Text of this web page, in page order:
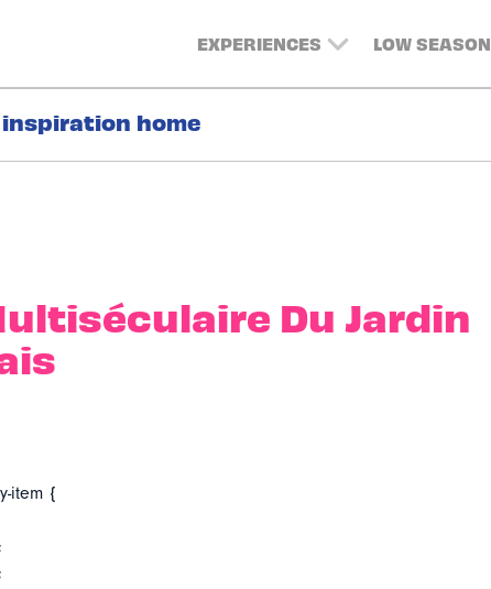
EXPERIENCES LOW SEASON
home
Du Jardin
item {